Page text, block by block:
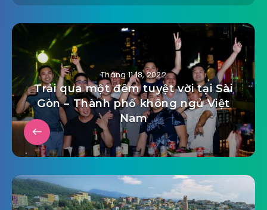
Tháng 11 18, 2022
Trải qua một đêm tuyệt vời tại Sài
Gòn – Thành phố không ngủ Việt
Nam